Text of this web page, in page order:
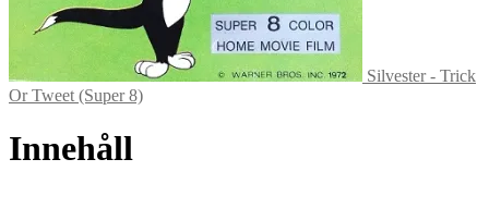
Silvester - Trick
Or Tweet (Super 8)
Innehåll